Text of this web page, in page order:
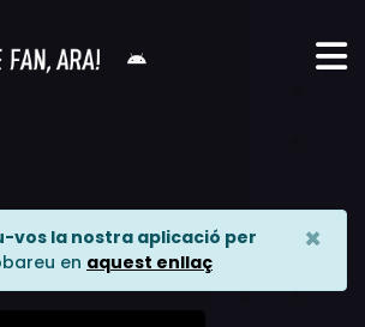
vos la nostra aplicació per
en aquest enllaç
×